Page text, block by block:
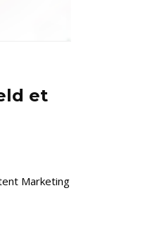
et
Marketing